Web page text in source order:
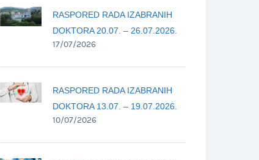
RASPORED RADA IZABRANIH
DOKTORA 20.07. – 26.07.2026.
17/07/2026
RASPORED RADA IZABRANIH
DOKTORA 13.07. – 19.07.2026.
10/07/2026